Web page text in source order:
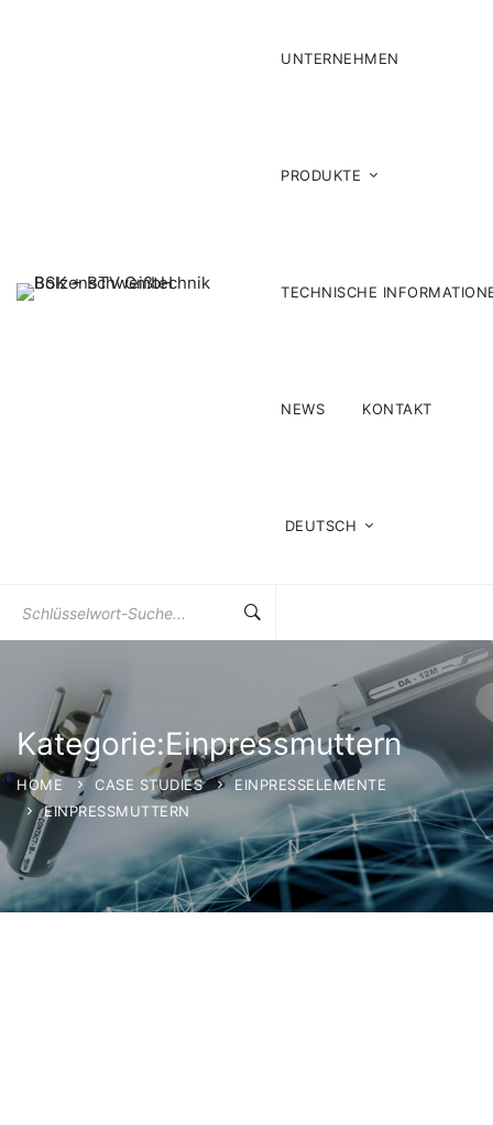
UNTERNEHMEN
PRODUKTE
TECHNISCHE
NEWS KONTAKT
DEUTSCH
Sie
Kategorie:Einpressmuttern
HOME CASE STUDIES
EINPRESSELEMENTE
EINPRESSMUTTERN